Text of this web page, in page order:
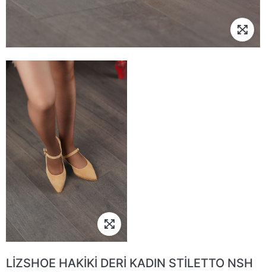
LİZSHOE HAKİKİ DERİ KADIN STİLETTO NSH